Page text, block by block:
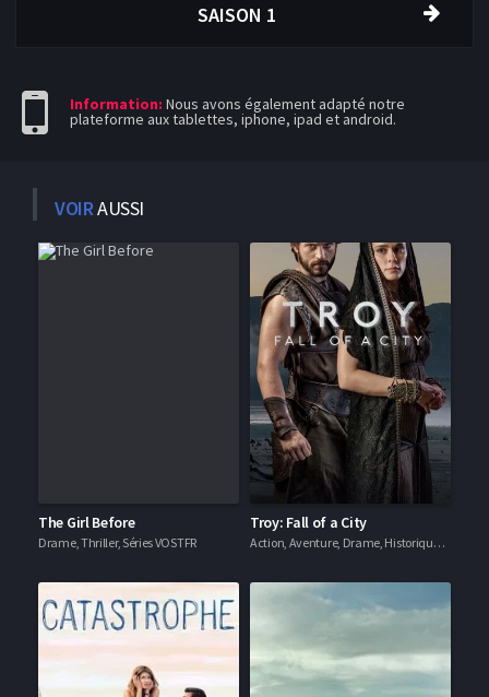
SAISON 1
Information: Nous avons également adapté notre
plateforme aux tablettes, iphone, ipad et android.
VOIRAUSSI
The Girl Before
Drame, Thriller, Séries VOSTFR
Troy: Fall of a City
Action, Aventure, Drame, Historique, Séries VF